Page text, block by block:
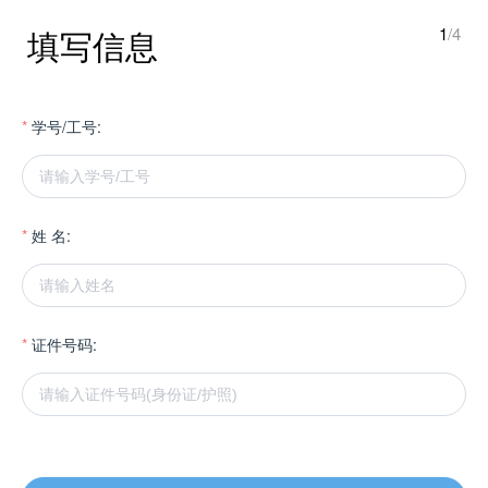
填写信息 1/4
学号/工号:
姓 名:
证件号码: